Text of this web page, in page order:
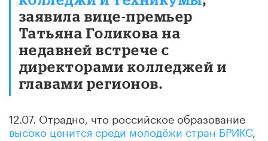
заявила вице-премьер
Татьяна Голикова на
недавней встрече с
директорами колледжей и
главами регионов.
12.07. Отрадно, что российское образование
высоко ценится среди молодёжи стран БРИКС,